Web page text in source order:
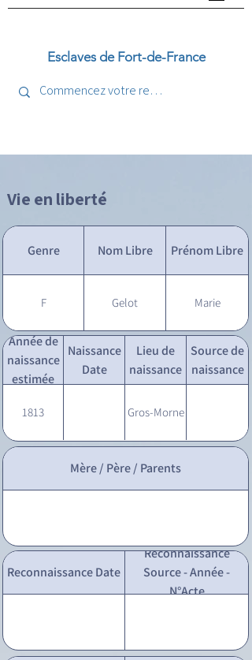
Esclaves de Fort-de-France
Vie en liberté
Genre Nom Libre Prénom Libre
F Gelot Marie
Année de
naissance
estimée
Naissance
Date
Lieu de
naissance
Source de
naissance
1813 Gros-Morne
Mère / Père / Parents
Reconnaissance Date
Reconnaissance
Source - Année -
N°Acte